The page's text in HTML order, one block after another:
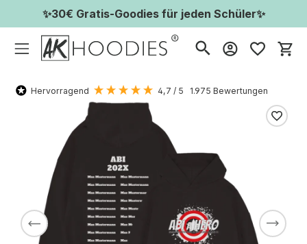
✨30€ Gratis-Goodies für jeden Schüler✨
Hervorragend 4,7 / 5 1.975 Bewertungen